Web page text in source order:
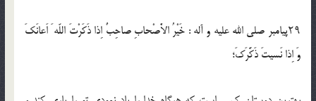
۲۹پيامبر صلي الله عليه و آله : خَيْرُ الاَْصْحابِ صاحِبٌ اِذا ذَكَرْتَ اللّه َ اَعانَكَ
وَ اِذا نَسيتَ ذَكَّرَكَ؛